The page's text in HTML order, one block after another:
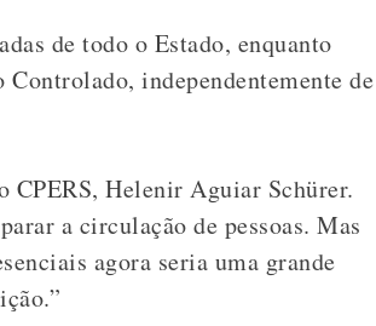
de todo o Estado, enquanto
independentemente de
CPERS, Helenir Aguiar Schürer.
a circulação de pessoas. Mas
agora seria uma grande